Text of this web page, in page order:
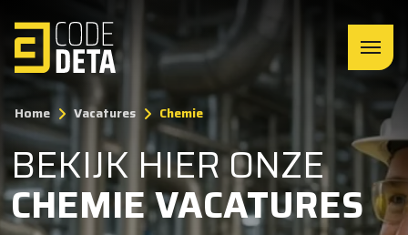
Home Vacatures Chemie
BEKIJK HIER ONZE
CHEMIE VACATURES